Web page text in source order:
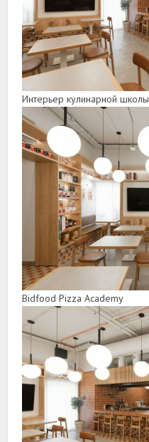
Интерьер кулинарной школы
Bidfood Pizza Academy